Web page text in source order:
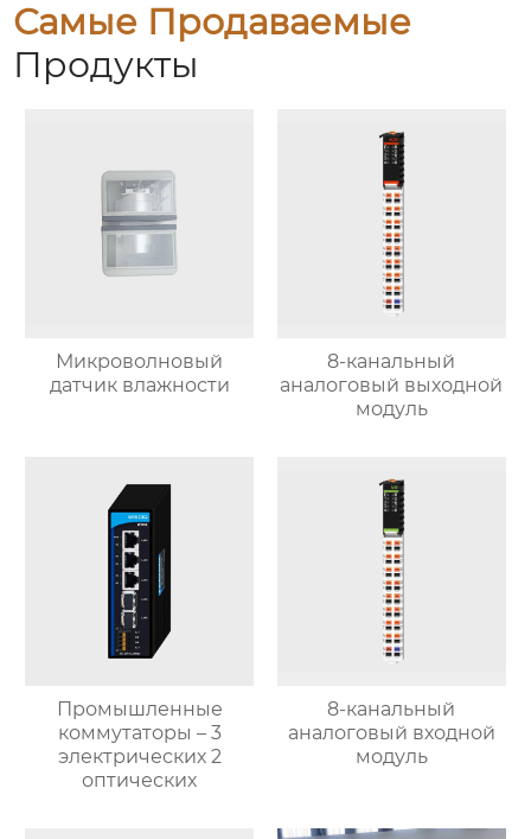
Самые Продаваемые
Продукты
Микроволновый
датчик влажности
8-канальный
аналоговый выходной
модуль
Промышленные
коммутаторы – 3
электрических 2
оптических
8-канальный
аналоговый входной
модуль